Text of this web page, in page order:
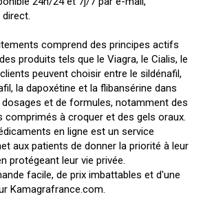
comprend des principes actifs
produits tels que le Viagra, le Cialis, le
peuvent choisir entre le sildénafil,
la dapoxétine et la flibansérine dans
et de formules, notamment des
comprimés à croquer et des gels oraux.
en ligne est un service
aux patients de donner la priorité à leur
protégeant leur vie privée.
facile, de prix imbattables et d'une
Kamagrafrance.com.